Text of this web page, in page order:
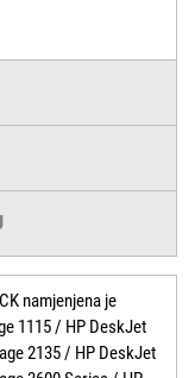
namjenjena je
1115 / HP DeskJet
2135 / HP DeskJet